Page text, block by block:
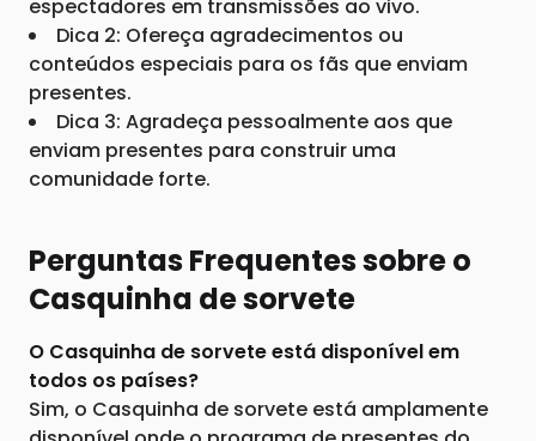
espectadores em transmissões ao vivo.
Dica 2: Ofereça agradecimentos ou
conteúdos especiais para os fãs que enviam
presentes.
Dica 3: Agradeça pessoalmente aos que
enviam presentes para construir uma
comunidade forte.
Perguntas Frequentes sobre o
Casquinha de sorvete
O Casquinha de sorvete está disponível em
todos os países?
Sim, o Casquinha de sorvete está amplamente